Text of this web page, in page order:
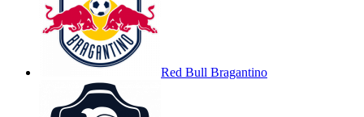
Red Bull Bragantino